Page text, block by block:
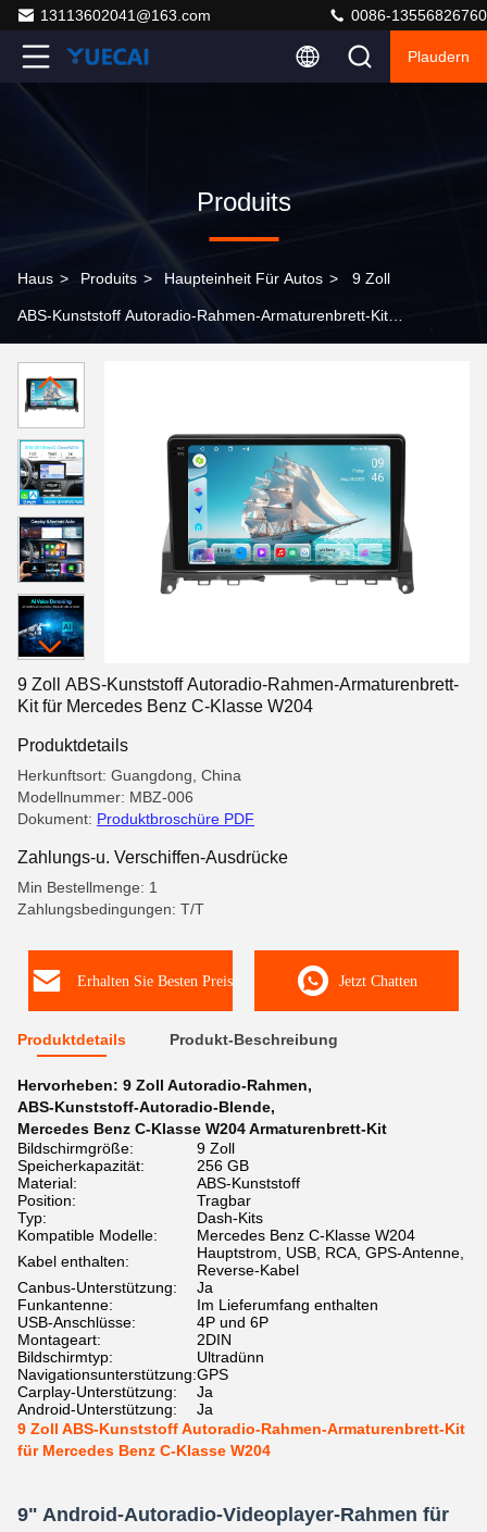
13113602041@163.com 0086-13556826760
Plaudern
Produits
Haus > Produits > Haupteinheit Für Autos > 9 Zoll
ABS-Kunststoff Autoradio-Rahmen-Armaturenbrett-Kit
9 Zoll ABS-Kunststoff Autoradio-Rahmen-Armaturenbrett-
Kit für Mercedes Benz C-Klasse W204
Produktdetails
Herkunftsort: Guangdong, China
Modellnummer: MBZ-006
Dokument: Produktbroschüre PDF
Zahlungs-u. Verschiffen-Ausdrücke
Min Bestellmenge: 1
Zahlungsbedingungen: T/T
Erhalten Sie Besten Preis Jetzt Chatten
Produktdetails Produkt-Beschreibung
Hervorheben: 9 Zoll Autoradio-Rahmen,
ABS-Kunststoff-Autoradio-Blende,
Mercedes Benz C-Klasse W204 Armaturenbrett-Kit
Bildschirmgröße:
9 Zoll
Speicherkapazität:
256 GB
Material:
ABS-Kunststoff
Position:
Tragbar
Typ:
Dash-Kits
Kompatible Modelle:
Mercedes Benz C-Klasse W204
Kabel enthalten:
Hauptstrom, USB, RCA, GPS-Antenne,
Reverse-Kabel
Canbus-Unterstützung:
Ja
Funkantenne:
Im Lieferumfang enthalten
USB-Anschlüsse:
4P und 6P
Montageart:
2DIN
Bildschirmtyp:
Ultradünn
Navigationsunterstützung:GPS
Carplay-Unterstützung:
Ja
Android-Unterstützung:
Ja
9 Zoll ABS-Kunststoff Autoradio-Rahmen-Armaturenbrett-Kit
für Mercedes Benz C-Klasse W204
9" Android-Autoradio-Videoplayer-Rahmen für